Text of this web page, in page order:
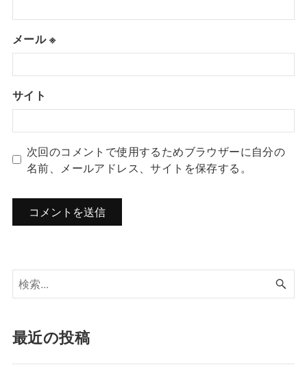
メール※
サイト
次回のコメントで使用するためブラウザーに自分の
名前、メールアドレス、サイトを保存する。
最近の投稿